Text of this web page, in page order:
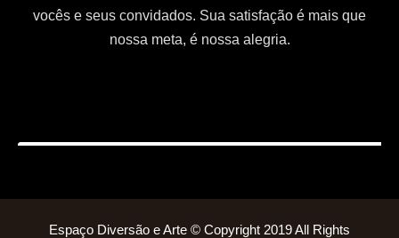
vocês e seus convidados. Sua satisfação é mais que
nossa meta, é nossa alegria.
Espaço Diversão e Arte © Copyright 2019 All Rights